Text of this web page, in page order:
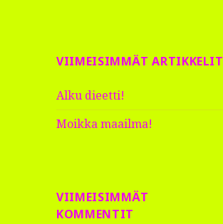
VIIMEISIMMÄT ARTIKKELIT
Alku dieetti!
Moikka maailma!
VIIMEISIMMÄT
KOMMENTIT